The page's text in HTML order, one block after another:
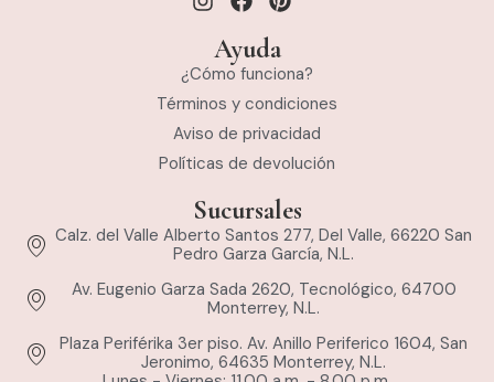
Ayuda
¿Cómo funciona?
Términos y condiciones
Aviso de privacidad
Políticas de devolución
Sucursales
Calz. del Valle Alberto Santos 277, Del Valle, 66220 San
Pedro Garza García, N.L.
Av. Eugenio Garza Sada 2620, Tecnológico, 64700
Monterrey, N.L.
Plaza Periférika 3er piso. Av. Anillo Periferico 1604, San
Jeronimo, 64635 Monterrey, N.L.